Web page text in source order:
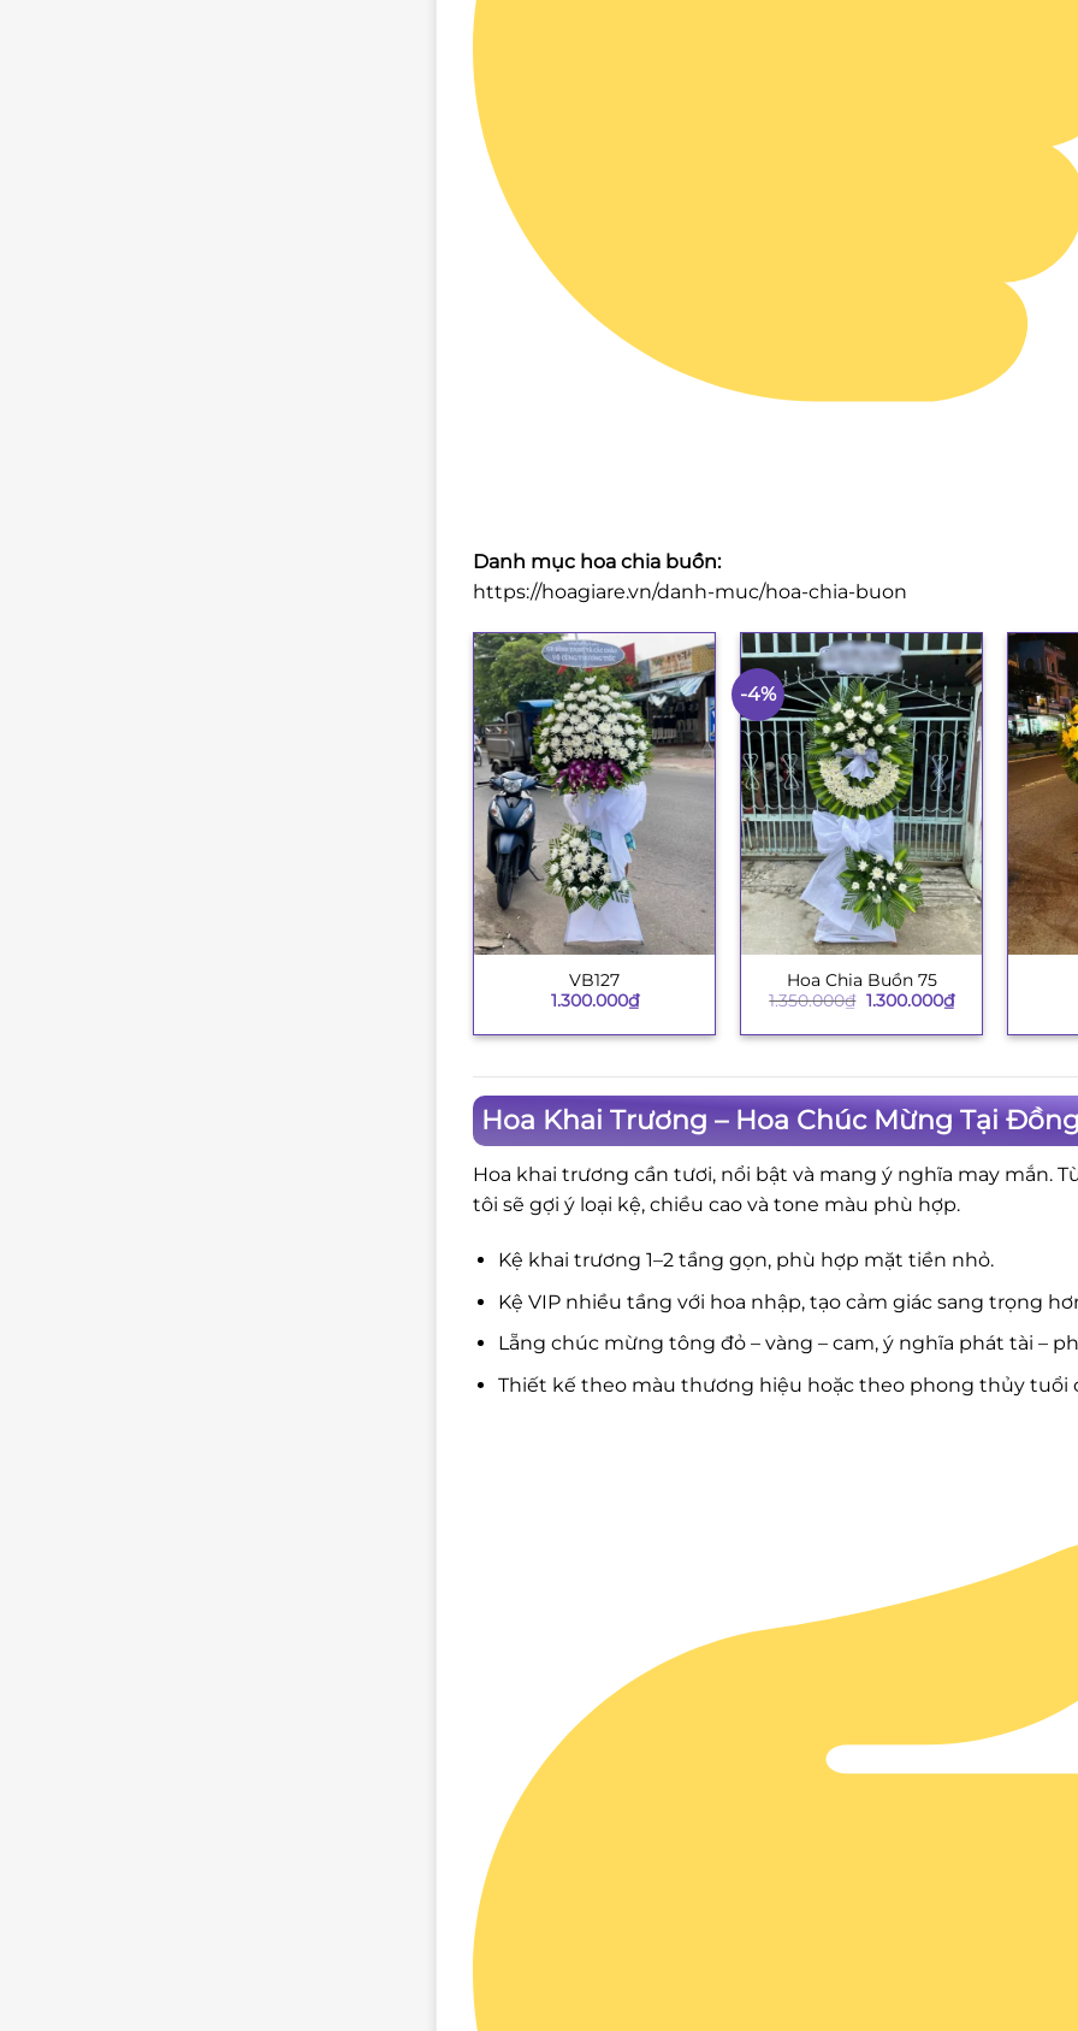
Danh mục hoa chia buồn:
https://hoagiare.vn/danh-muc/hoa-chia-buon
VB127
1.300.000₫
-4%
Hoa Chia Buồn 75
1.350.000₫ Giá
là:
1.300.000₫Giá
tại
Hoa Khai Trương – Hoa Chúc Mừng Tại
Hoa khai trương cần tươi, nổi bật và mang ý nghĩa may mắn.
tôi sẽ gợi ý loại kệ, chiều cao và tone màu phù hợp.
Kệ khai trương 1–2 tầng gọn, phù hợp mặt tiền nhỏ.
Kệ VIP nhiều tầng với hoa nhập, tạo cảm giác sang trọng
Lẵng chúc mừng tông đỏ – vàng – cam, ý nghĩa phát tài –
Thiết kế theo màu thương hiệu hoặc theo phong thủy tuổi